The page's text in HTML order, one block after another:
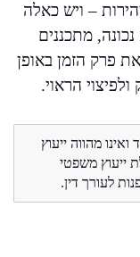
– ויש כאלה
מתכננים
פרק הזמן באופן
הראוי.
מהווה ייעוץ
ייעוץ משפטי
לעורך דין.